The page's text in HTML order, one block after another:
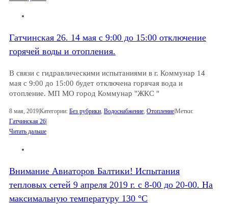
Гатчинская 26. 14 мая с 9:00 до 15:00 отключение
горячей воды и отопления.
В связи с гидравлическими испытаниями в г. Коммунар 14
мая с 9:00 до 15:00 будет отключена горячая вода и
отопление. МП МО город Коммунар "ЖКС "
8 мая, 2019Категории: Без рубрики, Водоснабжение, ОтоплениеМетки:
Гатчинская 26
Читать дальше
Внимание Авиаторов Балтики! Испытания
тепловых сетей 9 апреля 2019 г. с 8-00 до 20-00. На
максимальную температуру 130 °C